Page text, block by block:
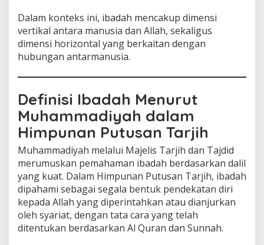
Dalam konteks ini, ibadah mencakup dimensi
vertikal antara manusia dan Allah, sekaligus
dimensi horizontal yang berkaitan dengan
hubungan antarmanusia.
Definisi Ibadah Menurut
Muhammadiyah dalam
Himpunan Putusan Tarjih
Muhammadiyah melalui Majelis Tarjih dan Tajdid
merumuskan pemahaman ibadah berdasarkan dalil
yang kuat. Dalam Himpunan Putusan Tarjih, ibadah
dipahami sebagai segala bentuk pendekatan diri
kepada Allah yang diperintahkan atau dianjurkan
oleh syariat, dengan tata cara yang telah
ditentukan berdasarkan Al Quran dan Sunnah.